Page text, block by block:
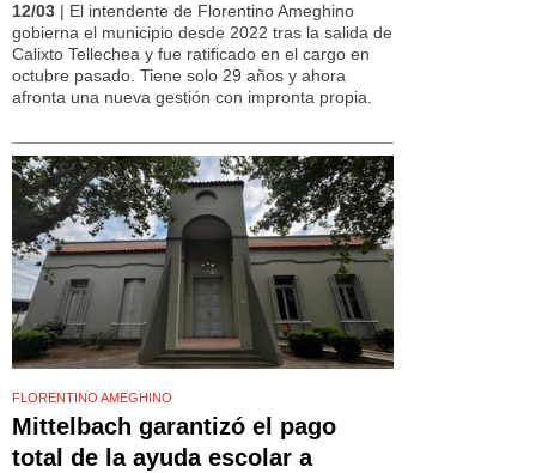
12/03 | El intendente de Florentino Ameghino
gobierna el municipio desde 2022 tras la salida de
Calixto Tellechea y fue ratificado en el cargo en
octubre pasado. Tiene solo 29 años y ahora
afronta una nueva gestión con impronta propia.
FLORENTINO AMEGHINO
Mittelbach garantizó el pago
total de la ayuda escolar a